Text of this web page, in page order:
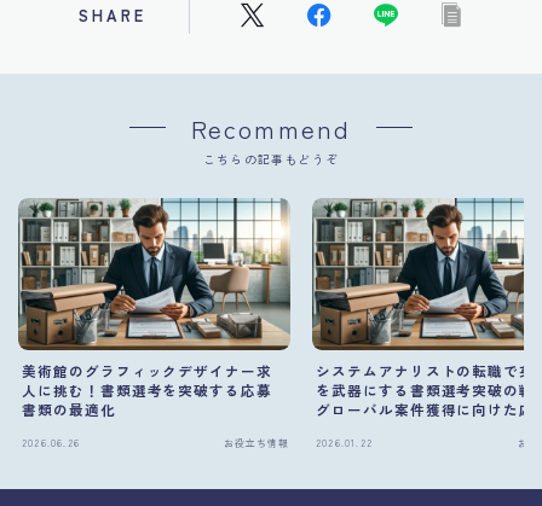
SHARE
Recommend
こちらの記事もどうぞ
美術館のグラフィックデザイナー求
人に挑む！書類選考を突破する応募
書類の最適化
2026.06.26 お役立ち情報
システムアナリストの転職で英
を武器にする書類選考突破の戦
グローバル案件獲得に向けた応
2026.01.22 お